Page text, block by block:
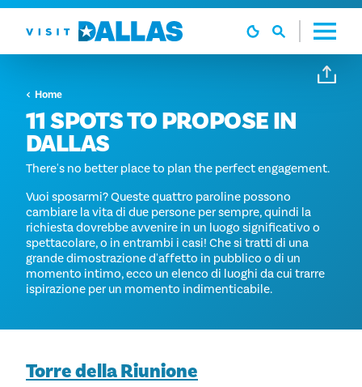
Vai al contenuto
Home
11 SPOTS TO PROPOSE IN
DALLAS
There's no better place to plan the perfect engagement.
Vuoi sposarmi? Queste quattro paroline possono
cambiare la vita di due persone per sempre, quindi la
richiesta dovrebbe avvenire in un luogo significativo o
spettacolare, o in entrambi i casi! Che si tratti di una
grande dimostrazione d'affetto in pubblico o di un
momento intimo, ecco un elenco di luoghi da cui trarre
ispirazione per un momento indimenticabile.
Torre della Riunione